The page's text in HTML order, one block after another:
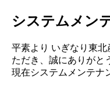
システムメン
平素より いぎなり東
ただき、誠にありがと
現在システムメンテナ